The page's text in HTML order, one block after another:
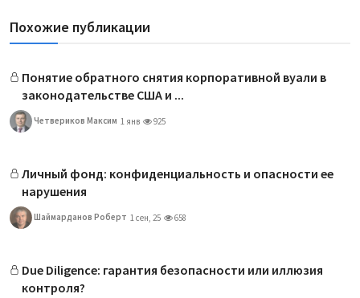
Похожие публикации
Понятие обратного снятия корпоративной вуали в
законодательстве США и ...
Четвериков Максим 1 янв 925
Личный фонд: конфиденциальность и опасности ее
нарушения
Шаймарданов Роберт 1 сен, 25 658
Due Diligence: гарантия безопасности или иллюзия
контроля?